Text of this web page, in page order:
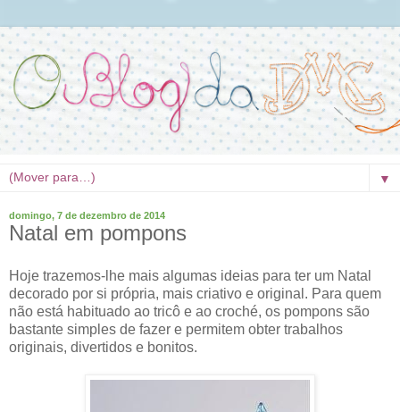
▼
domingo, 7 de dezembro de 2014
Natal em pompons
Hoje trazemos-lhe mais algumas ideias para ter um Natal
decorado por si própria, mais criativo e original. Para quem
não está habituado ao tricô e ao croché, os pompons são
bastante simples de fazer e permitem obter trabalhos
originais, divertidos e bonitos.